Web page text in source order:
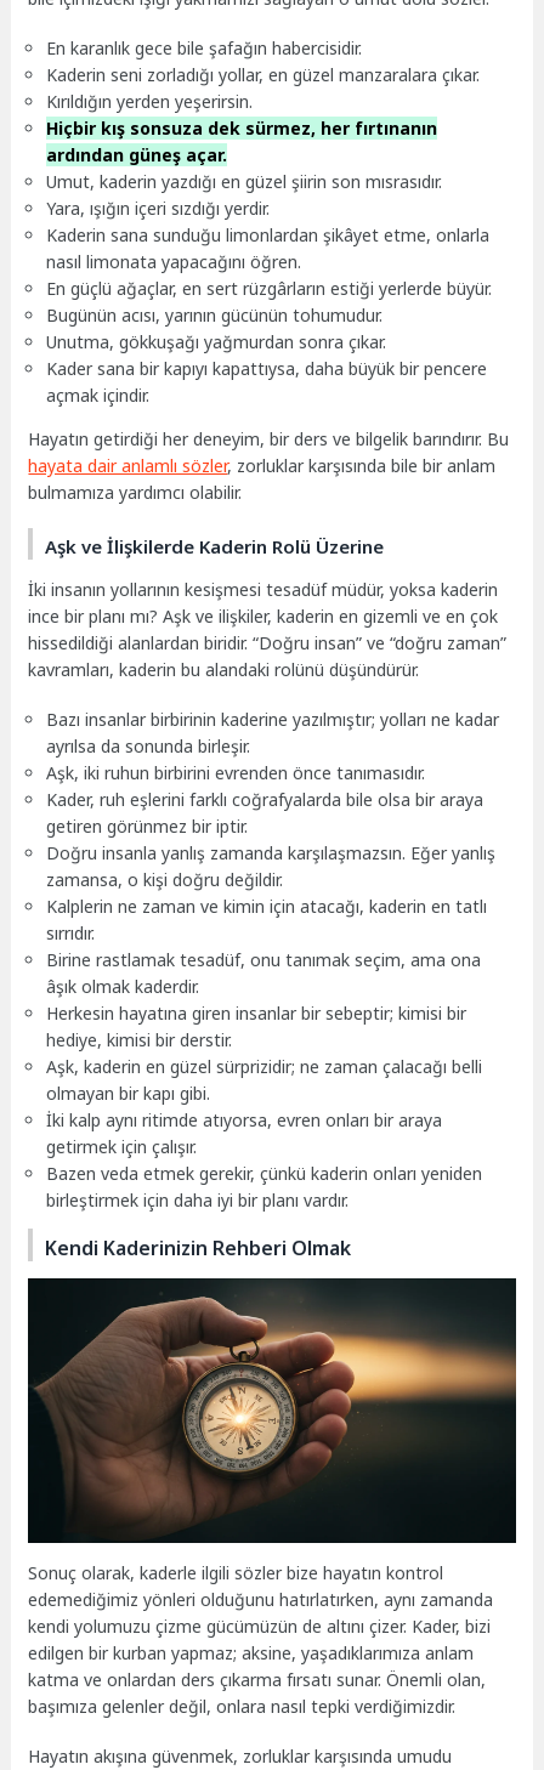
En karanlık gece bile şafağın habercisidir.
Kaderin seni zorladığı yollar, en güzel manzaralara çıkar.
Kırıldığın yerden yeşerirsin.
Hiçbir kış sonsuza dek sürmez, her fırtınanın
ardından güneş açar.
Umut, kaderin yazdığı en güzel şiirin son mısrasıdır.
Yara, ışığın içeri sızdığı yerdir.
Kaderin sana sunduğu limonlardan şikâyet etme, onlarla
nasıl limonata yapacağını öğren.
En güçlü ağaçlar, en sert rüzgârların estiği yerlerde büyür.
Bugünün acısı, yarının gücünün tohumudur.
Unutma, gökkuşağı yağmurdan sonra çıkar.
Kader sana bir kapıyı kapattıysa, daha büyük bir pencere
açmak içindir.
Hayatın getirdiği her deneyim, bir ders ve bilgelik barındırır. Bu
hayata dair anlamlı sözler, zorluklar karşısında bile bir anlam
bulmamıza yardımcı olabilir.
Aşk ve İlişkilerde Kaderin Rolü Üzerine
İki insanın yollarının kesişmesi tesadüf müdür, yoksa kaderin
ince bir planı mı? Aşk ve ilişkiler, kaderin en gizemli ve en çok
hissedildiği alanlardan biridir. “Doğru insan” ve “doğru zaman”
kavramları, kaderin bu alandaki rolünü düşündürür.
Bazı insanlar birbirinin kaderine yazılmıştır; yolları ne kadar
ayrılsa da sonunda birleşir.
Aşk, iki ruhun birbirini evrenden önce tanımasıdır.
Kader, ruh eşlerini farklı coğrafyalarda bile olsa bir araya
getiren görünmez bir iptir.
Doğru insanla yanlış zamanda karşılaşmazsın. Eğer yanlış
zamansa, o kişi doğru değildir.
Kalplerin ne zaman ve kimin için atacağı, kaderin en tatlı
sırrıdır.
Birine rastlamak tesadüf, onu tanımak seçim, ama ona
âşık olmak kaderdir.
Herkesin hayatına giren insanlar bir sebeptir; kimisi bir
hediye, kimisi bir derstir.
Aşk, kaderin en güzel sürprizidir; ne zaman çalacağı belli
olmayan bir kapı gibi.
İki kalp aynı ritimde atıyorsa, evren onları bir araya
getirmek için çalışır.
Bazen veda etmek gerekir, çünkü kaderin onları yeniden
birleştirmek için daha iyi bir planı vardır.
Kendi Kaderinizin Rehberi Olmak
Sonuç olarak, kaderle ilgili sözler bize hayatın kontrol
edemediğimiz yönleri olduğunu hatırlatırken, aynı zamanda
kendi yolumuzu çizme gücümüzün de altını çizer. Kader, bizi
edilgen bir kurban yapmaz; aksine, yaşadıklarımıza anlam
katma ve onlardan ders çıkarma fırsatı sunar. Önemli olan,
başımıza gelenler değil, onlara nasıl tepki verdiğimizdir.
Hayatın akışına güvenmek, zorluklar karşısında umudu